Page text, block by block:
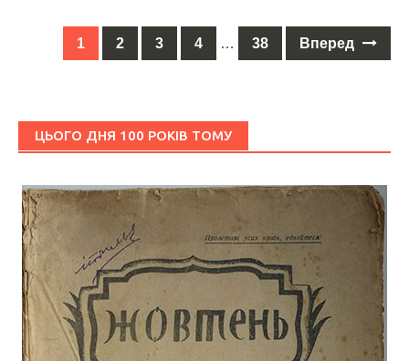
Posts
1 2 3 4 … 38 Вперед
ЦЬОГО ДНЯ 100 РОКІВ ТОМУ